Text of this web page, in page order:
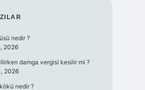
nedir ?
2026
damga vergisi kesilir mi ?
2026
nedir ?